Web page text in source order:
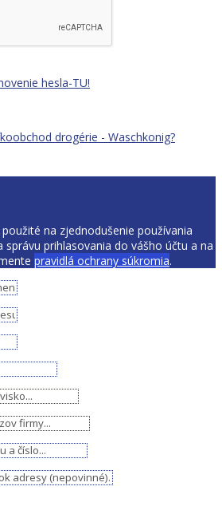
hesla-TU!
drogérie - Waschkonig?
na zjednodušenie používania
prihlasovania do vášho účtu a na
pravidlá ochrany súkromia.